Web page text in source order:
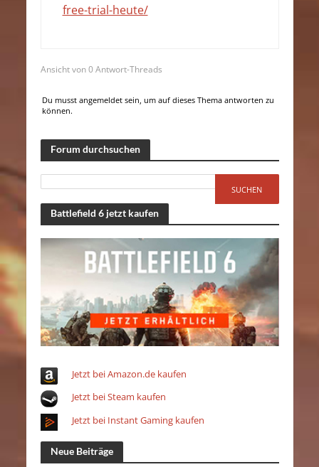
free-trial-heute/
Ansicht von 0 Antwort-Threads
Du musst angemeldet sein, um auf dieses Thema antworten zu
können.
Forum durchsuchen
Battlefield 6 jetzt kaufen
Jetzt bei Amazon.de kaufen
Jetzt bei Steam kaufen
Jetzt bei Instant Gaming kaufen
Neue Beiträge